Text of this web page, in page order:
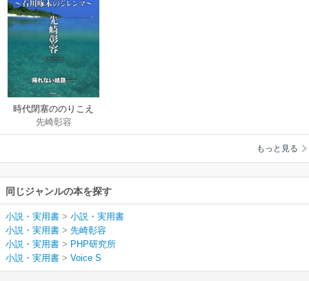
時代閉塞ののりこえ
方～石川啄木のジレ
ンマ～ 【Voice S】
先崎彰容
もっと見る
同じジャンルの本を探す
小説・実用書 > 小説・実用書
小説・実用書 > 先崎彰容
小説・実用書 > PHP研究所
小説・実用書 > Voice S